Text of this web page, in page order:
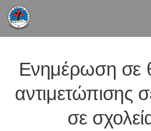
Ενημέρωση σε
αντιμετώπισης
σε